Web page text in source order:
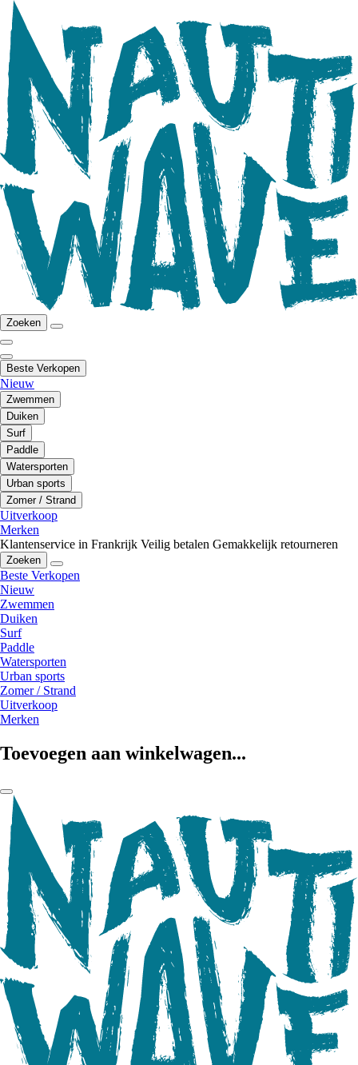
Zoeken
Beste Verkopen
Nieuw
Zwemmen
Duiken
Surf
Paddle
Watersporten
Urban sports
Zomer / Strand
Uitverkoop
Merken
Klantenservice in Frankrijk Veilig betalen Gemakkelijk retourneren
Zoeken
Beste Verkopen
Nieuw
Zwemmen
Duiken
Surf
Paddle
Watersporten
Urban sports
Zomer / Strand
Uitverkoop
Merken
Toevoegen aan winkelwagen...